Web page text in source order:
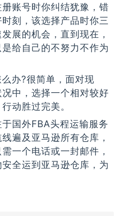
账号时你纠结犹豫，错
刻，该选择产品时你三
展的机会，直到现在，
给自己的不努力不作为
办?很简单，面对现
中，选择一个相对较好
动胜过完美。
国外FBA头程运输服务
遍及亚马逊所有仓库，
一个电话或一封邮件，
全运到亚马逊仓库，为